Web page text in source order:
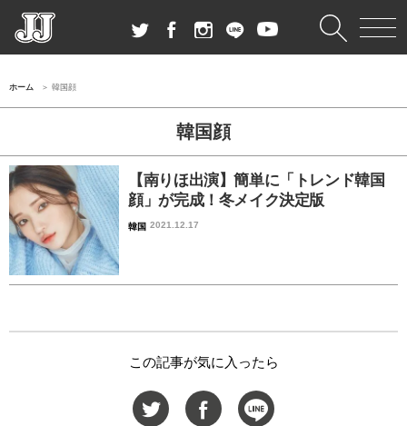
ホーム 韓国顔
韓国顔
【南りほ出演】簡単に「トレンド韓国
顔」が完成！冬メイク決定版
韓国 2021.12.17
この記事が気に入ったら